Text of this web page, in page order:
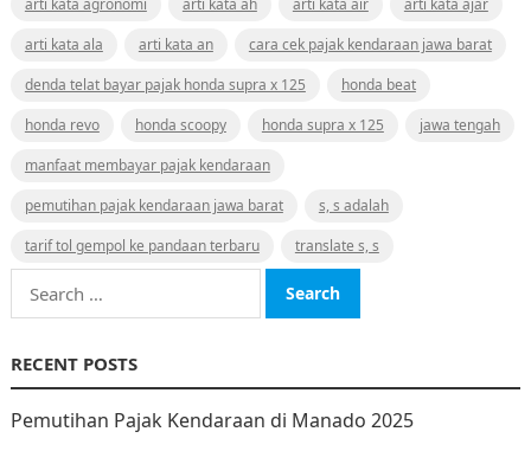
arti kata ala
arti kata an
cara cek pajak kendaraan jawa barat
denda telat bayar pajak honda supra x 125
honda beat
honda revo
honda scoopy honda supra x 125
jawa tengah
manfaat membayar pajak kendaraan
pemutihan pajak kendaraan jawa barat
s, s adalah
tarif tol gempol ke pandaan terbaru
translate s, s
Search
for:
RECENT POSTS
Pemutihan Pajak Kendaraan di Manado 2025